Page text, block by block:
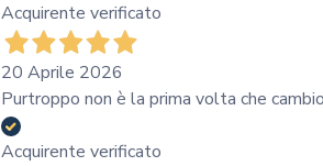
Acquirente verificato
20 Aprile 2026
Purtroppo non è la prima volta che
Acquirente verificato